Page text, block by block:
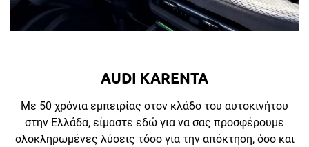
AUDI KARENTA
Με 50 χρόνια εμπειρίας στον κλάδο του αυτοκινήτου
στην Ελλάδα, είμαστε εδώ για να σας προσφέρουμε
ολοκληρωμένες λύσεις τόσο για την απόκτηση, όσο και